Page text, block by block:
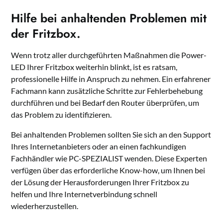
Hilfe bei anhaltenden Problemen mit
der Fritzbox.
Wenn trotz aller durchgeführten Maßnahmen die Power-
LED Ihrer Fritzbox weiterhin blinkt, ist es ratsam,
professionelle Hilfe in Anspruch zu nehmen. Ein erfahrener
Fachmann kann zusätzliche Schritte zur Fehlerbehebung
durchführen und bei Bedarf den Router überprüfen, um
das Problem zu identifizieren.
Bei anhaltenden Problemen sollten Sie sich an den Support
Ihres Internetanbieters oder an einen fachkundigen
Fachhändler wie PC-SPEZIALIST wenden. Diese Experten
verfügen über das erforderliche Know-how, um Ihnen bei
der Lösung der Herausforderungen Ihrer Fritzbox zu
helfen und Ihre Internetverbindung schnell
wiederherzustellen.